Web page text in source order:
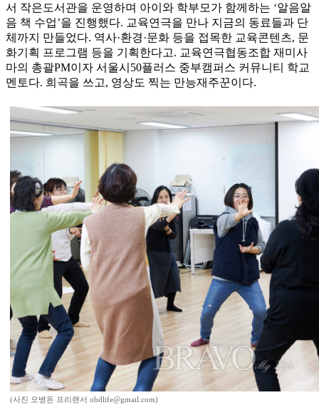
서 작은도서관을 운영하며 아이와 학부모가 함께하는 ‘알음알
음 책 수업’을 진행했다. 교육연극을 만나 지금의 동료들과 단
체까지 만들었다. 역사·환경·문화 등을 접목한 교육콘텐츠, 문
화기획 프로그램 등을 기획한다고. 교육연극협동조합 재미사
마의 총괄PM이자 서울시50플러스 중부캠퍼스 커뮤니티 학교
멘토다. 희곡을 쓰고, 영상도 찍는 만능재주꾼이다.
(사진 오병돈 프리랜서 obdlife@gmail.com)